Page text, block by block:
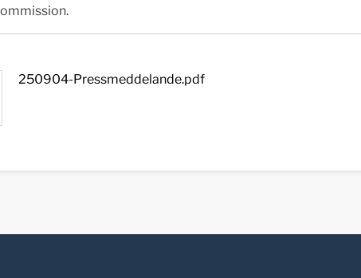
250904-Pressmeddelande.pdf